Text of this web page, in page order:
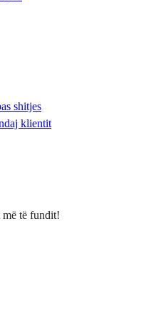
shitjes
klientit
më të fundit!